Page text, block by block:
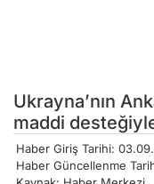
Ukrayna’nın
maddi
Haber Giriş Tarihi:
Haber Güncellenme